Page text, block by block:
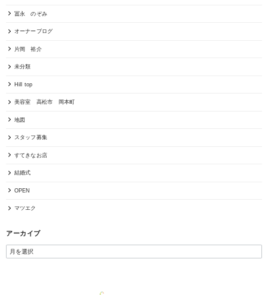
冨永 のぞみ
オーナーブログ
片岡 裕介
未分類
Hill top
美容室 高松市 岡本町
地図
スタッフ募集
すてきなお店
結婚式
OPEN
マツエク
アーカイブ